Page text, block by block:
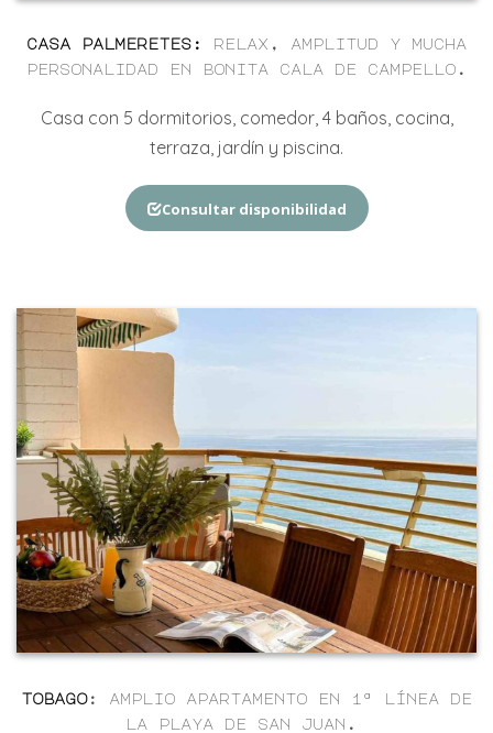
casa palmeretes :
relax, amplitud y mucha
personalidad en bonita cala de campello.
Casa con 5 dormitorios, comedor, 4 baños,cocina,
terraza, jardín y piscina.
Consultar disponibilidad
tobago: amplio apartamento en 1ª línea de
la playa de san juan.